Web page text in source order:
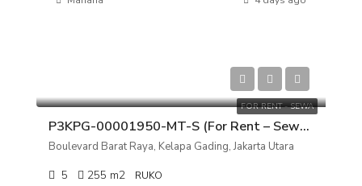
FOR RENT - SEWA
P3KPG-00001950-MT-S (For Rent – Sewa) Ruko Boulevard Barat Raya, Kelapa Gading, Jakarta Utara
Boulevard Barat Raya, Kelapa Gading, Jakarta Utara
5 255 m2 RUKO